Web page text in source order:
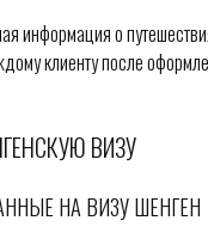
информация о
клиенту после
ВИЗУ
НА ВИЗУ ШЕНГЕН